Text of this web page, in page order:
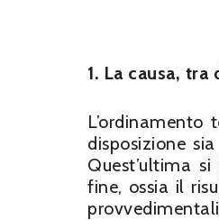
1. La causa,
disposizione
Quest’ultima
fine, ossia il